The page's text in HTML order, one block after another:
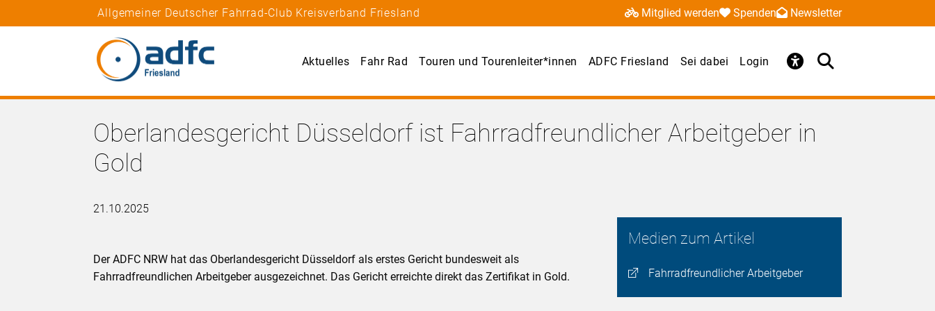
Allgemeiner Deutscher Fahrrad-Club Kreisverband Friesland Mitglied werden Spenden Newsletter
Aktuelles Fahr Rad Touren und Tourenleiter*innen ADFC Friesland Sei dabei Login
Oberlandesgericht Düsseldorf ist Fahrradfreundlicher Arbeitgeber in
Gold
21.10.2025
Medien zum Artikel
Fahrradfreundlicher Arbeitgeber
Der ADFC NRW hat das Oberlandesgericht Düsseldorf als erstes Gericht bundesweit als
Fahrradfreundlichen Arbeitgeber ausgezeichnet. Das Gericht erreichte direkt das Zertifikat in Gold.